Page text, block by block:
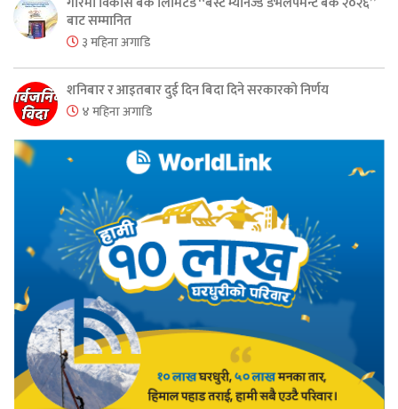
बाट सम्मानित
३ महिना अगाडि
शनिबार र आइतबार दुई दिन बिदा दिने सरकारको निर्णय
४ महिना अगाडि